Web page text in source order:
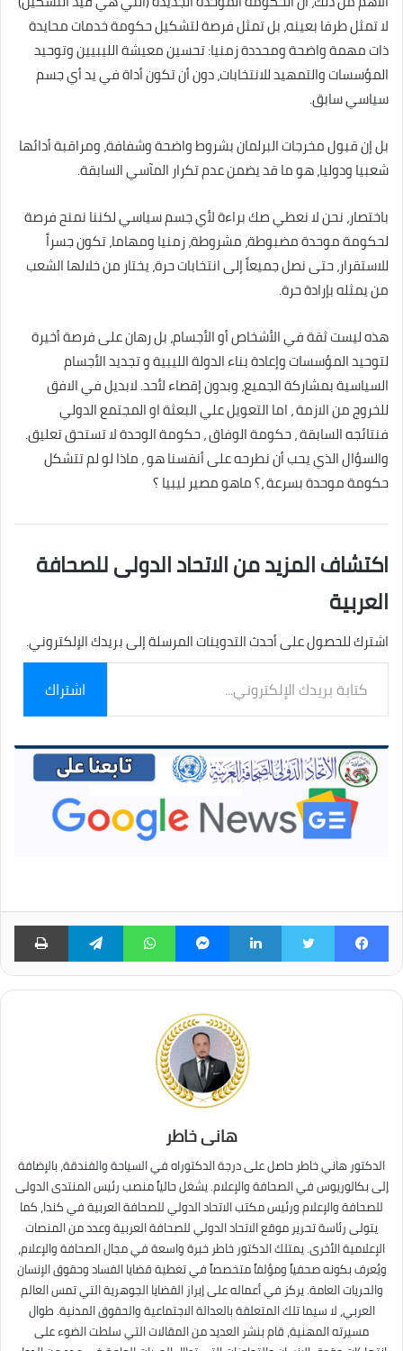
لا تمثل طرفا بعينه، بل تمثل فرصة لتشكيل حكومة خدمات محايدة
ذات مهمة واضحة ومحددة زمنيا: تحسين معيشة الليبيين وتوحيد
المؤسسات والتمهيد للانتخابات، دون أن تكون أداة في يد أي جسم
سياسي سابق.
بل إن قبول مخرجات البرلمان بشروط واضحة وشفافة، ومراقبة أدائها
شعبيا ودوليا، هو ما قد يضمن عدم تكرار المآسي السابقة.
باختصار، نحن لا نعطي صك براءة لأي جسم سياسي لكننا نمنح فرصة
لحكومة موحدة مضبوطة، مشروطة، زمنيا ومهاما، تكون جسراً
للاستقرار، حتى نصل جميعاً إلى انتخابات حرة، يختار من خلالها الشعب
من يمثله بإرادة حرة.
هذه ليست ثقة في الأشخاص أو الأجسام، بل رهان على فرصة أخيرة
لتوحيد المؤسسات وإعادة بناء الدولة الليبية و تجديد الأجسام
السياسية بمشاركة الجميع، وبدون إقصاء لأحد. لابديل في الافق
للخروج من الازمة ، اما التعويل علي البعثة او المجتمع الدولي
فنتائجه السابقة ، حكومة الوفاق ، حكومة الوحدة لا تستحق تعليق.
والسؤال الذي يحب أن نطرحه على أنفسنا هو ، ماذا لو لم تتشكل
حكومة موحدة بسرعة ،؟ ماهو مصير ليبيا ؟
اكتشاف المزيد من الاتحاد الدولى للصحافة
العربية
اشترك للحصول على أحدث التدوينات المرسلة إلى بريدك الإلكتروني.
بريدك
الإلكتروني...
اشتراك
فيسبوك لينكدإن ماسنجر واتساب تيلقرام
هانى خاطر
الدكتور هاني خاطر حاصل على درجة الدكتوراه في السياحة والفندقة، بالإضافة
إلى بكالوريوس في الصحافة والإعلام. يشغل حالياً منصب رئيس المنتدى الدولى
للصحافة والإعلام ورئيس مكتب الاتحاد الدولي للصحافة العربية في كندا، كما
يتولى رئاسة تحرير موقع الاتحاد الدولي للصحافة العربية وعدد من المنصات
الإعلامية الأخرى. يمتلك الدكتور خاطر خبرة واسعة في مجال الصحافة والإعلام،
ويُعرف بكونه صحفياً ومؤلفاً متخصصاً في تغطية قضايا الفساد وحقوق الإنسان
والحريات العامة. يركز في أعماله على إبراز القضايا الجوهرية التي تمس العالم
العربي، لا سيما تلك المتعلقة بالعدالة الاجتماعية والحقوق المدنية. طوال
مسيرته المهنية، قام بنشر العديد من المقالات التي سلطت الضوء على